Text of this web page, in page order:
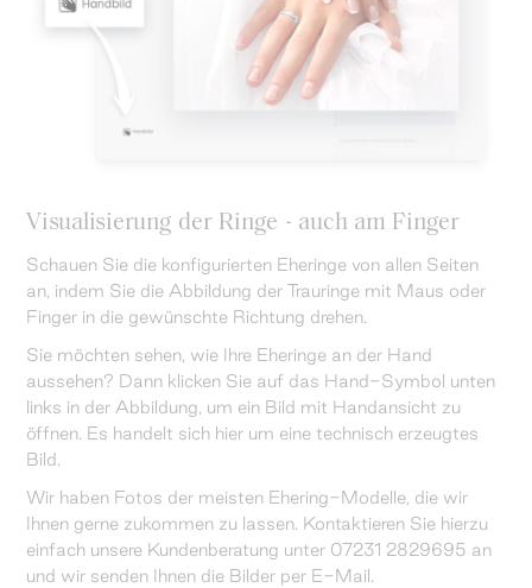
Visualisierung der Ringe - auch am Finger
Schauen Sie die konfigurierten Eheringe von allen Seiten
an, indem Sie die Abbildung der Trauringe mit Maus oder
Finger in die gewünschte Richtung drehen.
Sie möchten sehen, wie Ihre Eheringe an der Hand
aussehen? Dann klicken Sie auf das Hand-Symbol unten
links in der Abbildung, um ein Bild mit Handansicht zu
öffnen. Es handelt sich hier um eine technisch erzeugtes
Bild.
Wir haben Fotos der meisten Ehering-Modelle, die wir
Ihnen gerne zukommen zu lassen. Kontaktieren Sie hierzu
einfach unsere Kundenberatung unter 07231 2829695 an
und wir senden Ihnen die Bilder per E-Mail.